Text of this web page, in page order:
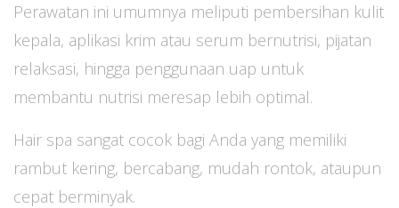
Perawatan ini umumnya meliputi pembersihan kulit
kepala, aplikasi krim atau serum bernutrisi, pijatan
relaksasi, hingga penggunaan uap untuk
membantu nutrisi meresap lebih optimal.
Hair spa sangat cocok bagi Anda yang memiliki
rambut kering, bercabang, mudah rontok, ataupun
cepat berminyak.